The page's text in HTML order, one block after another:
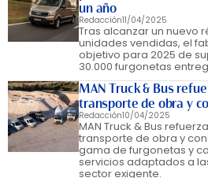
un año
Redacción11/04/2025
Tras alcanzar un nuevo
unidades vendidas, el
objetivo para 2025 de
30.000 furgonetas
MAN Truck & Bus
transporte de obra y
Redacción10/04/2025
MAN Truck & Bus
transporte de obra y
gama de furgonetas y
servicios adaptados a
sector exigente.